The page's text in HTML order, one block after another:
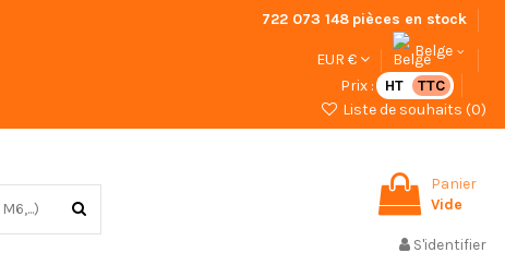
722 073 148 pièces en stock
EUR €
Belge
Prix :
HT
TTC
Liste de souhaits (0)
Panier
Vide
S'identifier